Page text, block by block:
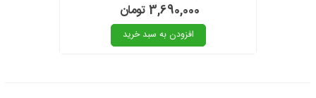
3,690,000 تومان
افزودن به سبد خرید